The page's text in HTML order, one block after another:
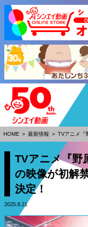
HOME > 最新情報 > TVアニメ『
TVアニメ『野
の映像が初解
決定！
2025.8.21